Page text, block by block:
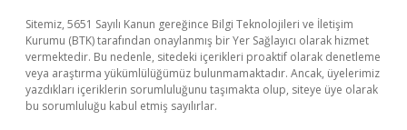
Sitemiz, 5651 Sayılı Kanun gereğince Bilgi Teknolojileri ve İletişim
Kurumu (BTK) tarafından onaylanmış bir Yer Sağlayıcı olarak hizmet
vermektedir. Bu nedenle, sitedeki içerikleri proaktif olarak denetleme
veya araştırma yükümlülüğümüz bulunmamaktadır. Ancak, üyelerimiz
yazdıkları içeriklerin sorumluluğunu taşımakta olup, siteye üye olarak
bu sorumluluğu kabul etmiş sayılırlar.